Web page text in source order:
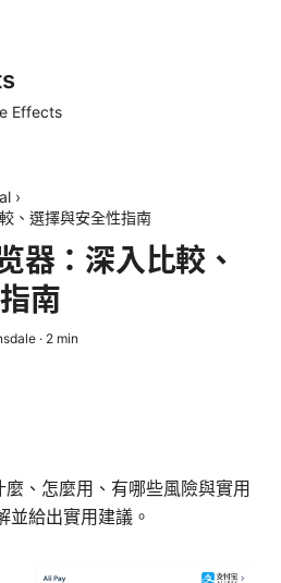
Effects
›
、選擇與安全性指南
器：深入比較、
南
· 2 min
、怎麼用、有哪些風險與實用
並給出實用建議。